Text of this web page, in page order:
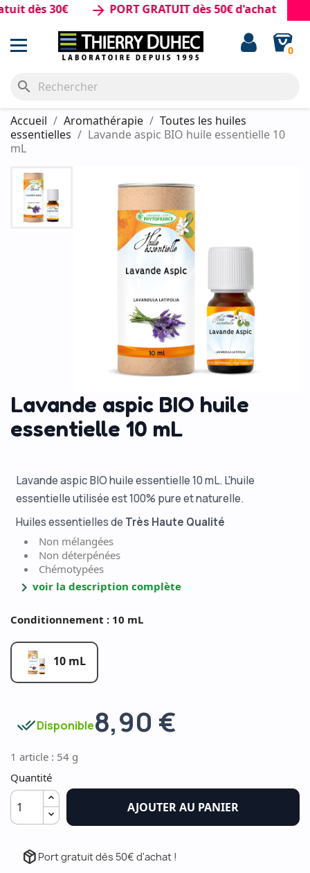
dès 30€ PORT GRATUIT dès 50€ d'achat
0
search
Accueil Aromathérapie
Toutes les huiles
essentielles
Lavande aspic BIO huile essentielle 10
mL
Lavande aspic BIO huile
essentielle 10 mL
Lavande aspic BIO huile essentielle 10 mL. L'huile
essentielle utilisée est 100% pure et naturelle.
Huiles essentielles de Très Haute Qualité
Non mélangées
Non déterpénées
Chémotypées
chevron_right voir la description complète
Conditionnement : 10 mL
10 mL
done_allDisponible8,90 €
1 article : 54 g
Quantité
AJOUTER AU PANIER
package_2 Port gratuit dès 50€ d'achat !